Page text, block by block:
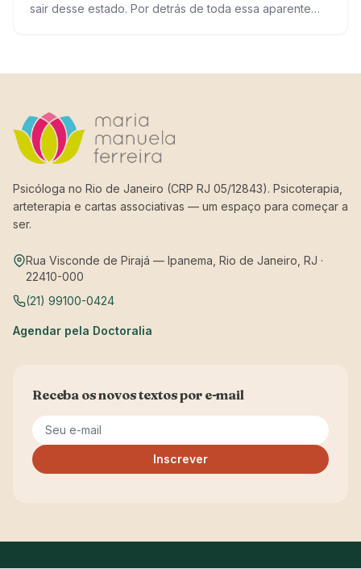
sair desse estado. Por detrás de toda essa aparente
Psicóloga no Rio de Janeiro (CRP RJ 05/12843). Psicoterapia,
arteterapia e cartas associativas — um espaço para começar a
ser.
Rua Visconde de Pirajá — Ipanema, Rio de Janeiro, RJ ·
22410-000
(21) 99100-0424
Agendar pela Doctoralia
Receba os novos textos por e-mail
Seu e-mail
Inscrever